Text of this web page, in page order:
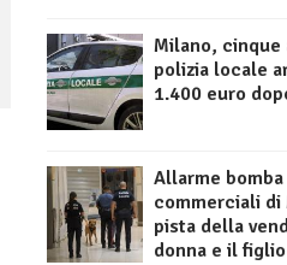
Milano,
polizia locale
1.400 euro
Allarme
commerciali di
pista della
donna e il